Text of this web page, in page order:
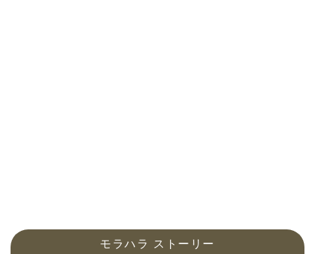
モラハラ ストーリー